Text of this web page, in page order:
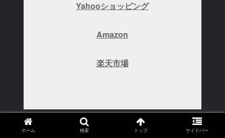
Yahooショッピング
Amazon
楽天市場
ホーム 検索 トップ サイドバー